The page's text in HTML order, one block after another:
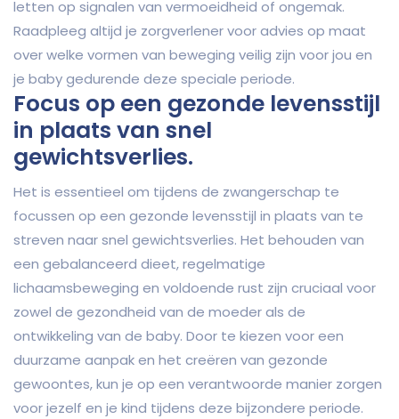
letten op signalen van vermoeidheid of ongemak.
Raadpleeg altijd je zorgverlener voor advies op maat
over welke vormen van beweging veilig zijn voor jou en
je baby gedurende deze speciale periode.
Focus op een gezonde levensstijl
in plaats van snel
gewichtsverlies.
Het is essentieel om tijdens de zwangerschap te
focussen op een gezonde levensstijl in plaats van te
streven naar snel gewichtsverlies. Het behouden van
een gebalanceerd dieet, regelmatige
lichaamsbeweging en voldoende rust zijn cruciaal voor
zowel de gezondheid van de moeder als de
ontwikkeling van de baby. Door te kiezen voor een
duurzame aanpak en het creëren van gezonde
gewoontes, kun je op een verantwoorde manier zorgen
voor jezelf en je kind tijdens deze bijzondere periode.